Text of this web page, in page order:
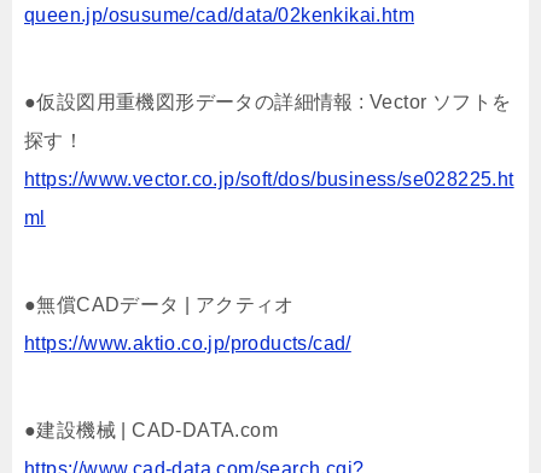
queen.jp/osusume/cad/data/02kenkikai.htm
●仮設図用重機図形データの詳細情報 : Vector ソフトを
探す！
https://www.vector.co.jp/soft/dos/business/se028225.ht
ml
●無償CADデータ | アクティオ
https://www.aktio.co.jp/products/cad/
●建設機械 | CAD-DATA.com
https://www.cad-data.com/search.cgi?